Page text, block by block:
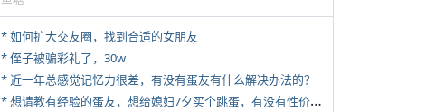
* 如何扩大交友圈，找到合适的女朋友
* 侄子被骗彩礼了，30w
* 近一年总感觉记忆力很差，有没有蛋友有什么解决办法的？
*
想请教有经验的蛋友，想给媳妇7夕买个跳蛋，有没有性价比高的推荐